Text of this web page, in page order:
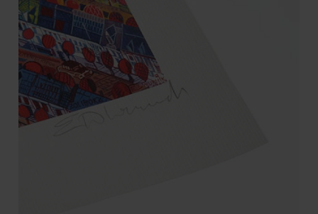
Kat Garstka - Złote kawałki Jej
1 090,00 zł